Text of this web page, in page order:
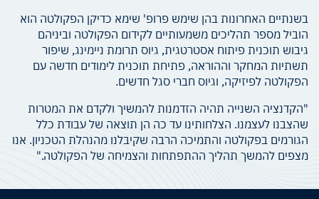
בשנתיים האחרונות בהן שימש פרופ' שימא כדיקן הפקולטה הוא
הוביל מספר תהליכים משמעותיים לקידום הפקולטה וביניהם
גיבוש תוכנית פיתוח אסטרטגית, גיוס תרומת ניימינג, שיפור
תשתיות המחקר וההוראה, פתיחת תוכנית לימודים חדשה עם
הפקולטה לפיזיקה, וגיוס חברי סגל חדשים.
"הקדנציה השנייה תהיה הזדמנות להמשיך ולקדם את המטרות
שהצבנו לעצמנו. הצלחותינו עד כה הן תוצאה של עבודת כלל
הגורמים בפקולטה והתמיכה הרבה שקיבלנו מהנהלת הטכניון. אנו
מצפים להמשך תהליך ההתפתחות והצמיחה של הפקולטה."